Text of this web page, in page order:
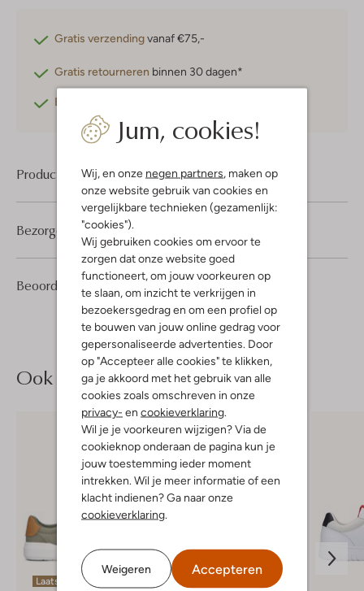
Jum, cookies!
Wij, en onze negen partners, maken op
onze website gebruik van cookies en
vergelijkbare technieken (gezamenlijk:
"cookies").
Wij gebruiken cookies om ervoor te
zorgen dat onze website goed
functioneert, om jouw voorkeuren op
te slaan, om inzicht te verkrijgen in
bezoekersgedrag en om een profiel op
te bouwen van jouw online gedrag voor
gepersonaliseerde advertenties. Door
op "Accepteer alle cookies" te klikken,
ga je akkoord met het gebruik van alle
cookies zoals omschreven in onze
privacy- en cookieverklaring.
Wil je je voorkeuren wijzigen? Via de
cookieknop onderaan de pagina kun je
jouw toestemming ieder moment
intrekken. Wil je meer informatie of een
klacht indienen? Ga naar onze
cookieverklaring.
Weigeren Accepteren
Gratis verzendingvanaf €75,-
Gratis retourneren binnen 30 dagen*
Betaal achteraf
Product informatie
Beoordelingen (2) 4/5
2
4
Sterren
Bezorgen & retourneren
Ook iets voor jou?
Laatste maten